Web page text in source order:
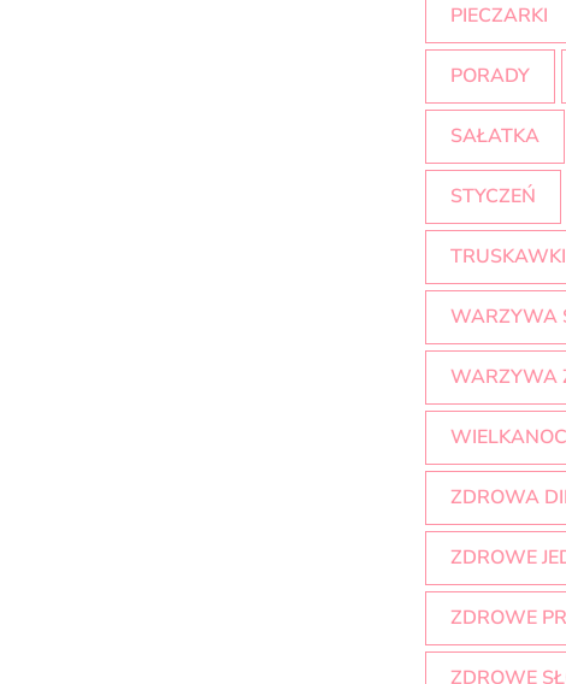
PIECZARKI
PORADY
SAŁATKA
STYCZEŃ
TRUSKAWKI
WARZYWA
WARZYWA
WIELKANOC
ZDROWA
ZDROWE
ZDROWE
ZDROWE